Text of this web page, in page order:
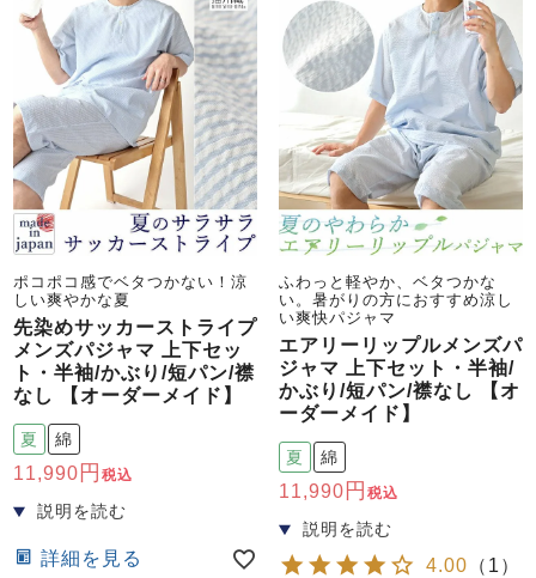
売れ筋ランキング
- Item Ranking -
新着商品
- New Arrival -
すべての季節のパジャマ一覧はこちら
ガールズ前開
き
ガールズかぶ
り
ボーイズ長袖
ボーイズ半袖
ボーイズ前開
き
ボーイズかぶ
り
ガールズ上着
ガールズ ズボ
ボーイズ上着
単品
ボーイズ ズボ
ポコポコ感でベタつかない！涼
しい爽やかな夏
先染めサッカーストライプ
メンズパジャマ 上下セッ
ト・半袖/かぶり/短パン/襟
なし 【オーダーメイド】
夏 綿
11,990 税込
詳細を見る
ふわっと軽やか、ベタつかな
い。暑がりの方におすすめ涼し
い爽快パジャマ
エアリーリップルメンズパ
ジャマ 上下セット・半袖/
かぶり/短パン/襟なし 【オ
ーダーメイド】
夏 綿
11,990 税込
4.00 （ 1 ）